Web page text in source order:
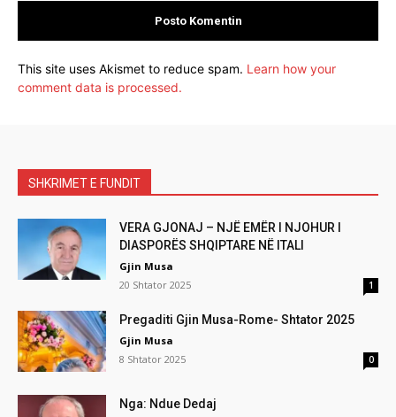
This site uses Akismet to reduce spam. Learn how your
comment data is processed.
SHKRIMET E FUNDIT
VERA GJONAJ – NJË EMËR I NJOHUR I
DIASPORËS SHQIPTARE NË ITALI
Gjin Musa
20 Shtator 2025
1
Pregaditi Gjin Musa-Rome- Shtator 2025
Gjin Musa
8 Shtator 2025
0
Nga: Ndue Dedaj